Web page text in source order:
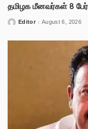
தமிழக மீனவர்கள் 8
Editor August 6, 2026